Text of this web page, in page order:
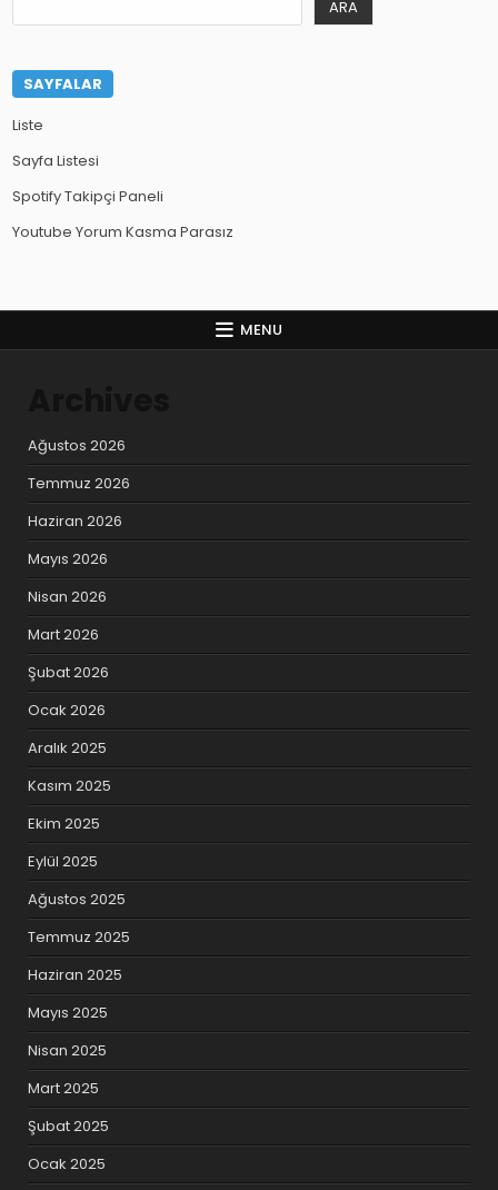
ARA
SAYFALAR
Liste
Sayfa Listesi
Spotify Takipçi Paneli
Youtube Yorum Kasma Parasız
MENU
Ağustos 2026
Temmuz 2026
Haziran 2026
Mayıs 2026
Nisan 2026
Mart 2026
Şubat 2026
Ocak 2026
Aralık 2025
Kasım 2025
Ekim 2025
Eylül 2025
Ağustos 2025
Temmuz 2025
Haziran 2025
Mayıs 2025
Nisan 2025
Mart 2025
Şubat 2025
Ocak 2025